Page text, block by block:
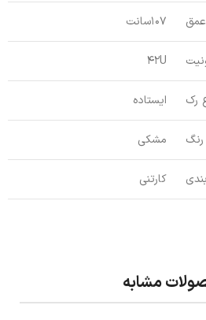
عمق 107سانت
42U
رک ایستاده
رنگ مشکی
کارتنی
مشابه